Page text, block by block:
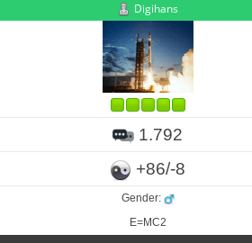
Digihans
1.792
+86/-8
Gender:
E=MC2